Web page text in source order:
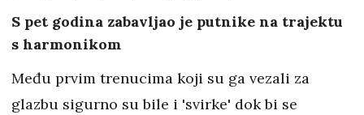
S pet godina zabavljao je putnike na trajektu
s harmonikom
Među prvim trenucima koji su ga vezali za
glazbu sigurno su bile i 'svirke' dok bi se